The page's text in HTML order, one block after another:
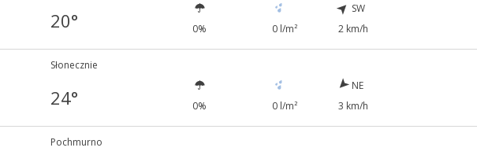
20° 0% 0 l/m²
SW
2 km/h
Słonecznie
24° 0% 0 l/m²
NE
3 km/h
Pochmurno